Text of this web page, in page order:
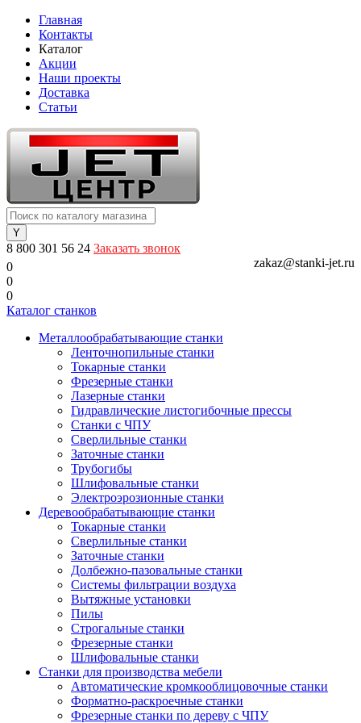
Главная
Контакты
Каталог
Акции
Наши проекты
Доставка
Статьи
8 800 301 56 24 Заказать звонок
zakaz@stanki-jet.ru
0
0
0
Каталог станков
Металлообрабатывающие станки
Ленточнопильные станки
Токарные станки
Фрезерные станки
Лазерные станки
Гидравлические листогибочные прессы
Станки с ЧПУ
Сверлильные станки
Заточные станки
Трубогибы
Шлифовальные станки
Электроэрозионные станки
Деревообрабатывающие станки
Токарные станки
Сверлильные станки
Заточные станки
Долбежно-пазовальные станки
Системы фильтрации воздуха
Вытяжные установки
Пилы
Строгальные станки
Фрезерные станки
Шлифовальные станки
Станки для производства мебели
Автоматические кромкооблицовочные станки
Форматно-раскроечные станки
Фрезерные станки по дереву с ЧПУ